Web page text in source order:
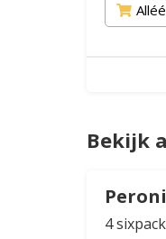
Bekijk
4